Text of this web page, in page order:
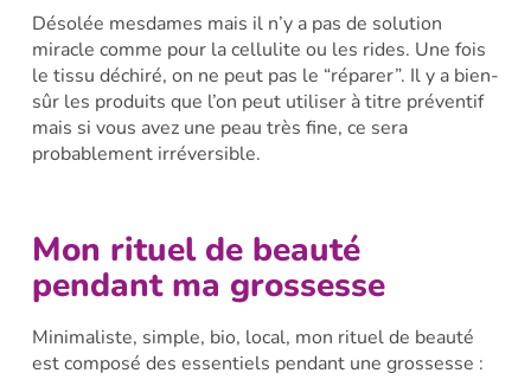
Désolée mesdames mais il n’y a pas de solution
miracle comme pour la cellulite ou les rides. Une fois
le tissu déchiré, on ne peut pas le “réparer”. Il y a bien-
sûr les produits que l’on peut utiliser à titre préventif
mais si vous avez une peau très fine, ce sera
probablement irréversible.
Mon rituel de beauté
pendant ma grossesse
Minimaliste, simple, bio, local, mon rituel de beauté
est composé des essentiels pendant une grossesse :